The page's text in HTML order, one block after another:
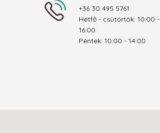
+36 30 495 5761
Hétfő - csütörtök: 10:00 -
16:00
Péntek: 10:00 - 14:00